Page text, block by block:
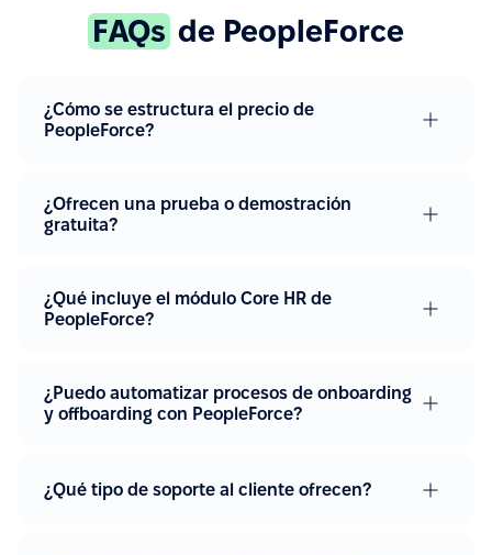
FAQs de PeopleForce
¿Cómo se estructura el precio de
PeopleForce?
¿Ofrecen una prueba o demostración
gratuita?
¿Qué incluye el módulo Core HR de
PeopleForce?
¿Puedo automatizar procesos de onboarding
y offboarding con PeopleForce?
¿Qué tipo de soporte al cliente ofrecen?